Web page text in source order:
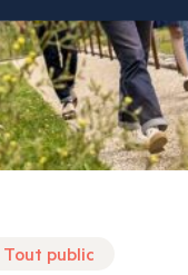
Tout public